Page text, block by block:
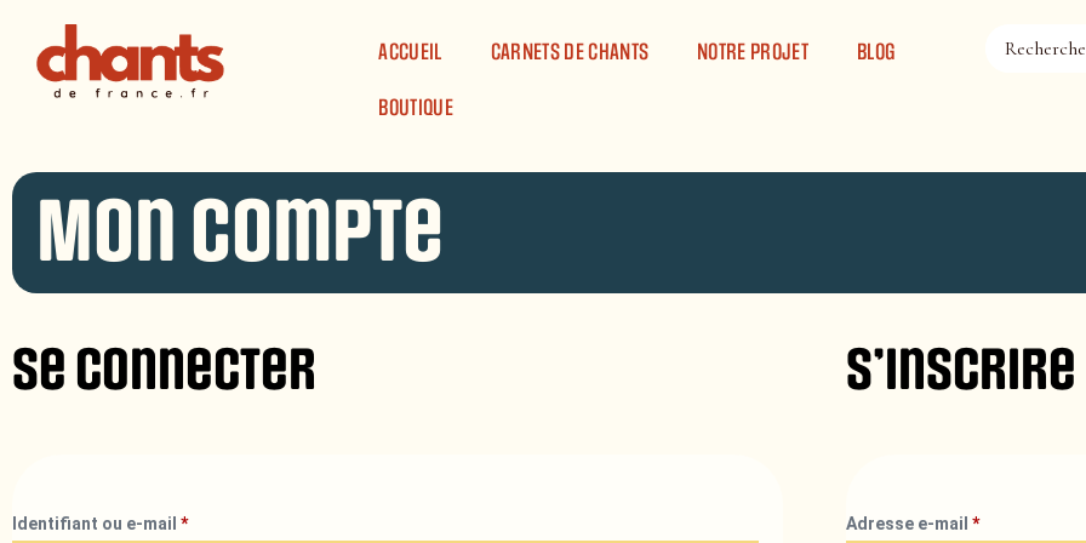
ACCUEIL
CARNETS DE CHANTS NOTRE PROJET BLOG
BOUTIQUE
Mon compte
Se connecter
Identifiant ou e-mail *
S’inscrire
Adresse e-mail*